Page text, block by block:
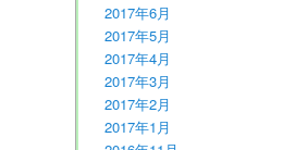
2017年6月
2017年5月
2017年4月
2017年3月
2017年2月
2017年1月